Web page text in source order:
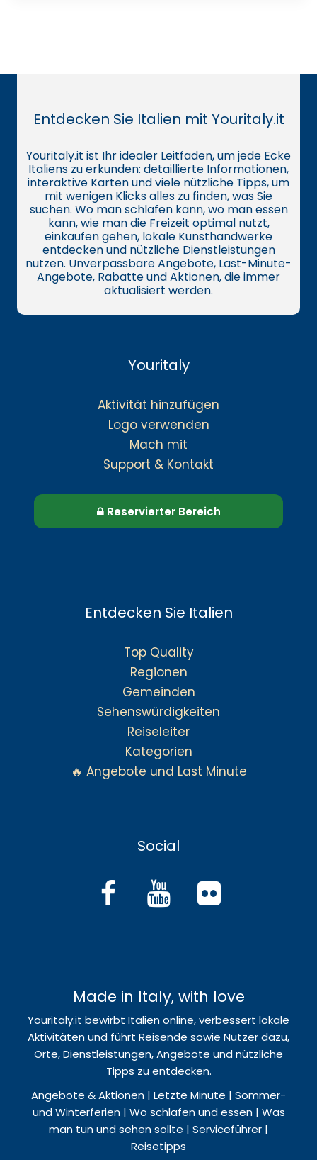
Entdecken Sie Italien mit Youritaly.it
Youritaly.it ist Ihr idealer Leitfaden, um jede Ecke
Italiens zu erkunden: detaillierte Informationen,
interaktive Karten und viele nützliche Tipps, um
mit wenigen Klicks alles zu finden, was Sie
suchen. Wo man schlafen kann, wo man essen
kann, wie man die Freizeit optimal nutzt,
einkaufen gehen, lokale Kunsthandwerke
entdecken und nützliche Dienstleistungen
nutzen. Unverpassbare Angebote, Last-Minute-
Angebote, Rabatte und Aktionen, die immer
aktualisiert werden.
Youritaly
Aktivität hinzufügen
Logo verwenden
Mach mit
Support & Kontakt
Reservierter Bereich
Entdecken Sie Italien
Top Quality
Regionen
Gemeinden
Sehenswürdigkeiten
Reiseleiter
Kategorien
🔥 Angebote und Last Minute
Social
Made in Italy, with love
Youritaly.it bewirbt Italien online, verbessert lokale
Aktivitäten und führt Reisende sowie Nutzer dazu,
Orte, Dienstleistungen, Angebote und nützliche
Tipps zu entdecken.
Angebote & Aktionen | Letzte Minute | Sommer-
und Winterferien | Wo schlafen und essen | Was
man tun und sehen sollte | Serviceführer |
Reisetipps